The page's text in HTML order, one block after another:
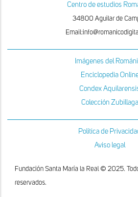
Centro de estudios
34800 Aguilar de
Imágenes del
Enciclopedia
Condex
Colección Zubillaga
Política de
Aviso legal
Fundación Santa María la Real © 2025.
reservados.